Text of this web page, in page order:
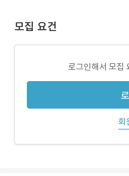
모집 요건
로그인해서 모집
회